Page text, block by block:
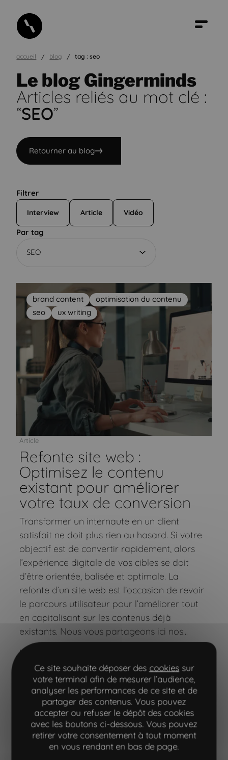
accueil blog tag : seo
Le blog Gingerminds
Articles reliés au mot clé :
“SEO”
Retourner au blog
Filtrer
Interview Article Vidéo
Par tag
SEO
brand content
optimisation du contenu
seo
ux writing
Article
Refonte site web :
Optimisez le contenu
existant pour améliorer
votre taux de conversion
Transformer un internaute en un client
satisfait ne doit plus rien au hasard. Si votre
objectif est de convertir rapidement, alors
l’expérience digitale de vos cibles se doit
d’être orientée, balisée et optimale. La
refonte d’un site web est l’occasion de revoir
le parcours utilisateur pour l’améliorer tout
en capitalisant sur les contenus déjà
existants. Nous vous partageons ici nos...
Lire l'article
brand content
seo
site marque & produits
Ce site souhaite déposer des cookies sur
votre terminal afin de mesurer l’audience,
analyser les performances de ce site et de
partager des contenus. Vous pouvez
accepter ou refuser le dépôt des cookies
avec les boutons ci-dessous. Vous pouvez
retirer votre consentement à tout moment
en vous rendant en bas de page.